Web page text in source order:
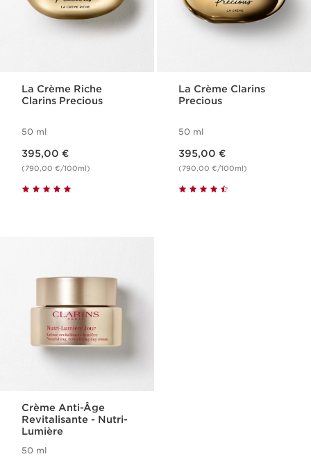
La Crème Riche
Clarins Precious
50 ml
395,00 €
(790,00 €/100ml)
La Crème Clarins
Precious
50 ml
395,00 €
(790,00 €/100ml)
Crème Anti-Âge
Revitalisante - Nutri-
Lumière
50 ml